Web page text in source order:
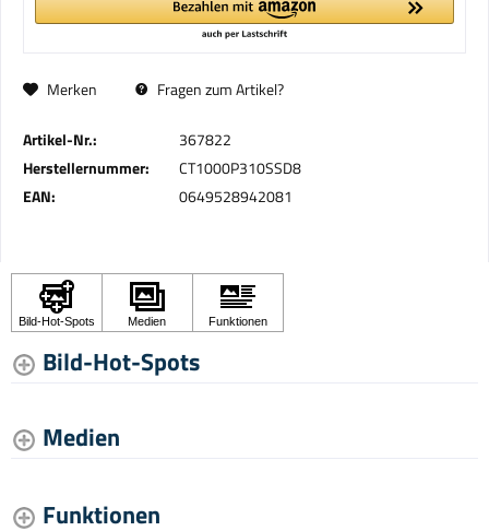
Merken Fragen zum Artikel?
Artikel-Nr.:
367822
Herstellernummer:
CT1000P310SSD8
EAN:
0649528942081
Bild-Hot-Spots
Medien
Funktionen